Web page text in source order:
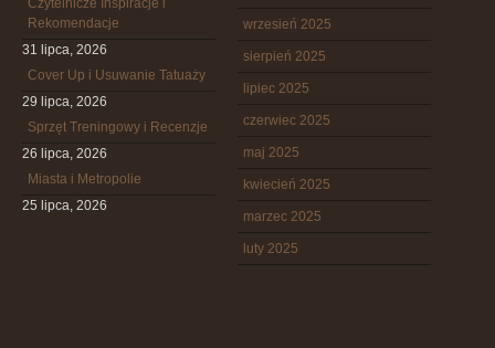
Czytelnicze Inspiracje i
Rekomendacje
31 lipca, 2026
Cover Up i Usuwanie Tatuaży
29 lipca, 2026
Sprzęt Treningowy i Recenzje
26 lipca, 2026
Miasta i Metropolie
25 lipca, 2026
wrzesień 2025
sierpień 2025
lipiec 2025
czerwiec 2025
maj 2025
kwiecień 2025
marzec 2025
luty 2025